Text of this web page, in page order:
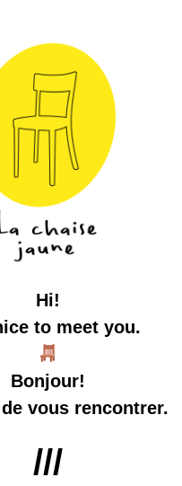
Hi!
to meet you.
Bonjour!
de vous rencontrer.
///